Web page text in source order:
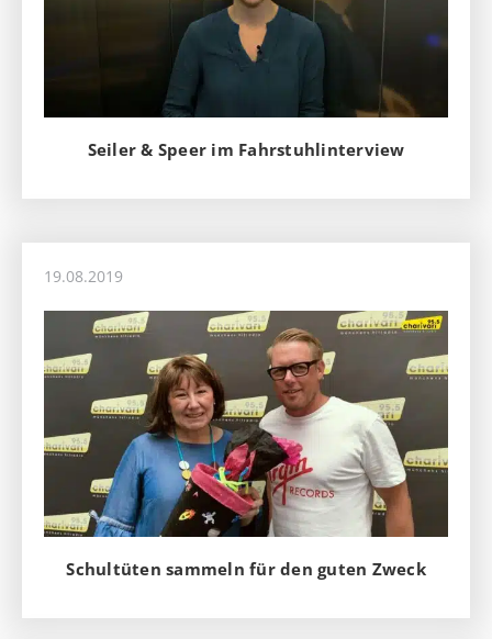
Seiler & Speer im Fahrstuhlinterview
19.08.2019
Schultüten sammeln für den guten Zweck